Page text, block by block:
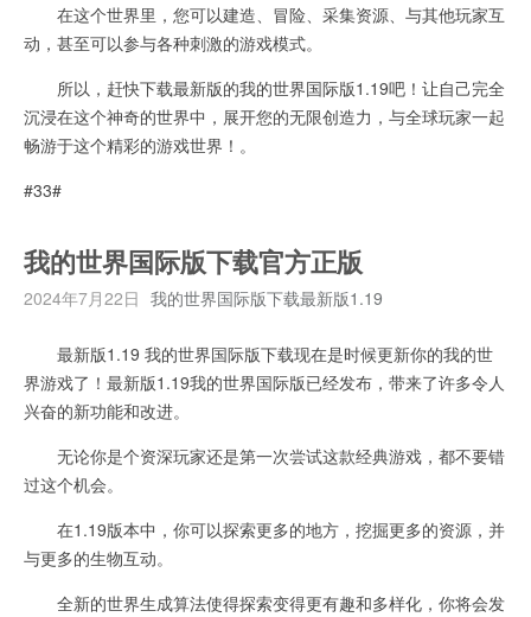
在这个世界里，您可以建造、冒险、采集资源、与其他玩家互
动，甚至可以参与各种刺激的游戏模式。
所以，赶快下载最新版的我的世界国际版1.19吧！让自己完全
沉浸在这个神奇的世界中，展开您的无限创造力，与全球玩家一起
畅游于这个精彩的游戏世界！。
#33#
我的世界国际版下载官方正版
2024年7月22日 我的世界国际版下载最新版1.19
最新版1.19 我的世界国际版下载现在是时候更新你的我的世
界游戏了！最新版1.19我的世界国际版已经发布，带来了许多令人
兴奋的新功能和改进。
无论你是个资深玩家还是第一次尝试这款经典游戏，都不要错
过这个机会。
在1.19版本中，你可以探索更多的地方，挖掘更多的资源，并
与更多的生物互动。
全新的世界生成算法使得探索变得更有趣和多样化，你将会发